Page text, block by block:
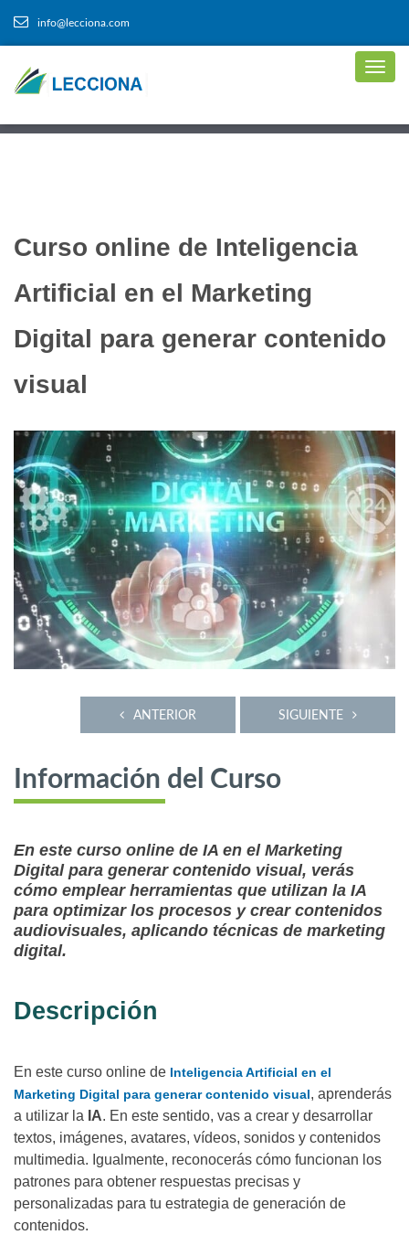
info@lecciona.com
Curso online de Inteligencia
Artificial en el Marketing
Digital para generar contenido
visual
SIGUIENTE
ANTERIOR
Información del Curso
En este curso online de IA en el Marketing
Digital para generar contenido visual, verás
cómo emplear herramientas que utilizan la IA
para optimizar los procesos y crear contenidos
audiovisuales, aplicando técnicas de marketing
digital.
Descripción
En este curso online de Inteligencia Artificial en el
Marketing Digital para generar contenido visual, aprenderás
a utilizar la IA. En este sentido, vas a crear y desarrollar
textos, imágenes, avatares, vídeos, sonidos y contenidos
multimedia. Igualmente, reconocerás cómo funcionan los
patrones para obtener respuestas precisas y
personalizadas para tu estrategia de generación de
contenidos.